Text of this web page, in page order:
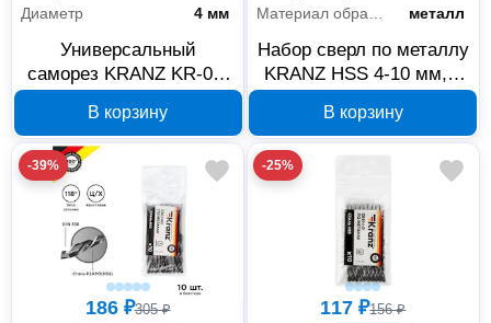
Диаметр
4 мм
Универсальный
саморез KRANZ KR-01-
желтый цинк
В корзину
металл
Набор сверл по металлу
KRANZ HSS 4-10 мм, 5
В корзину
-39%
186 ₽305 ₽
-25%
117 ₽156 ₽